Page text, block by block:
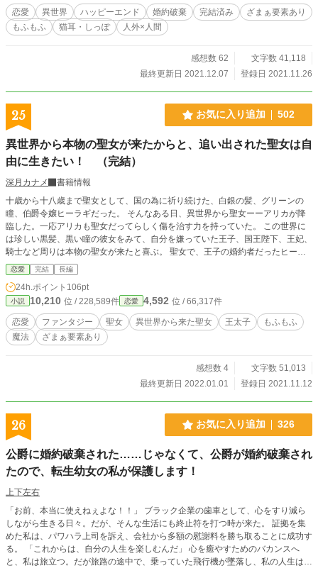
九頭竜坂まほろん」 ・ざまぁ有り（死ネタ有り）・ざまぁ回
には「ざまぁ」と明記します。 ・婚約破棄、アホ王子、モフ
モフ、猫耳、聖獣、溺愛。 2021/11/27HOTランキング3位、2
す！ 大変助かっております！！ アルファポリスに先行投稿
恋愛 異世界 ハッピーエンド 婚約破棄 完結済み
ざまぁ要素あり
もふもふ
猫耳・しっぽ 人外×人間
感想数 62
文字数 41,118
最終更新日 2021.12.07
登録日 2021.11.26
25 お気に入り追加 502
異世界から本物の聖女が来たからと、追い出された聖女は自
由に生きたい！ （完結）
深月カナメ
書籍情報
十歳から十八歳まで聖女として、国の為に祈り続けた、白銀の髪、グリーンの
瞳、伯爵令嬢ヒーラギだった。 そんなある日、異世界から聖女ーーアリカが降
臨した。一応アリカも聖女だってらしく傷を治す力を持っていた。 この世界に
は珍しい黒髪、黒い瞳の彼女をみて、自分を嫌っていた王子、国王陛下、王妃、
騎士など周りは本物の聖女が来たと喜ぶ。 聖女で、王子の婚約者だったヒーラ
ギは婚約破棄されてしまう。 ヒーラギは新しい聖女が現れたのなら、自分の役
目は終わった、これからは美味しいものをたくさん食べて、自由に生きると決め
た。
恋愛 完結 長編
24h.ポイント 106pt
小説 10,210 位 / 228,589件 恋愛 4,592 位 / 66,317件
恋愛 ファンタジー 聖女 異世界から来た聖女 王太子
もふもふ
魔法
ざまぁ要素あり
感想数 4
文字数 51,013
最終更新日 2022.01.01
登録日 2021.11.12
26 お気に入り追加 326
公爵に婚約破棄された……じゃなくて、公爵が婚約破棄され
たので、転生幼女の私が保護します！
上下左右
「お前、本当に使えねぇよな！！」 ブラック企業の歯車として、心をすり減ら
しながら生きる日々。だが、そんな生活にも終止符を打つ時が来た。 証拠を集
めた私は、パワハラ上司を訴え、会社から多額の慰謝料を勝ち取ることに成功す
る。 「これからは、自分の人生を楽しむんだ」 心を癒やすためのバカンスへ
と、私は旅立つ。だが旅路の途中で、乗っていた飛行機が墜落し、私の人生は、